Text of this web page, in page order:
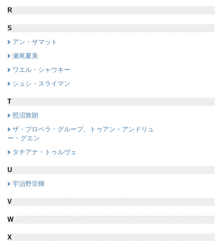
R
S
アン・サマット
瀬尾夏美
ワエル・シャウキー
シュシ・スライマン
T
照沼敦朗
ザ・プロペラ・グループ、トゥアン・アンドリュ
ー・グエン
タチアナ・トゥルヴェ
U
宇治野宗輝
V
W
X